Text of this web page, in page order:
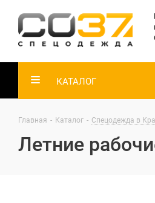
КАТАЛОГ
Главная - Каталог - Спецодежда в
Летние